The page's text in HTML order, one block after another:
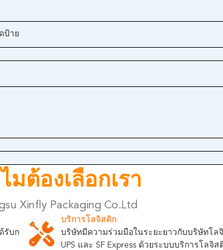
ป้าย
มต้องเลือกเรา
Xinfly Packaging Co.Ltd
รับก
บริการโลจิสติก
บริษัทมีความร่วมมือในระยะยาวกับบริษัทโล
UPS และ SF Express ด้วยระบบบริการโลจิ